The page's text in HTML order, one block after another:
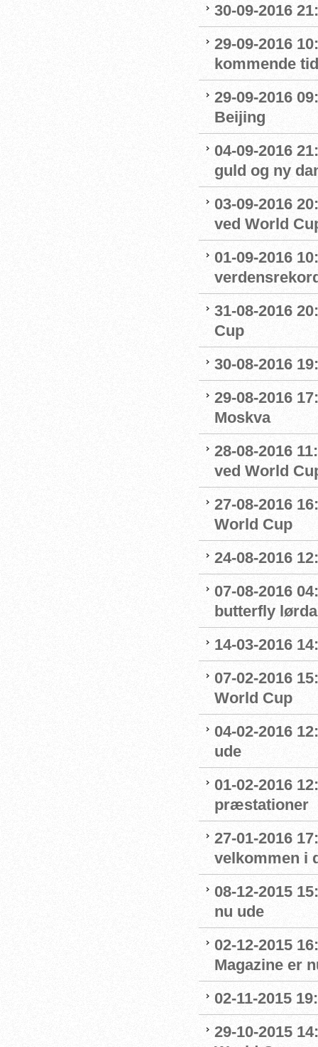
30-09-2016
29-09-2016
kommende tid
29-09-2016
Beijing
04-09-2016
guld og ny
03-09-2016
ved World
01-09-2016
31-08-2016
Cup
30-08-2016
29-08-2016
Moskva
28-08-2016
ved World
27-08-2016
World Cup
24-08-2016
07-08-2016
butterfly
14-03-2016
07-02-2016
World Cup
04-02-2016
ude
01-02-2016
præstationer
27-01-2016
velkommen i
08-12-2015
nu ude
02-12-2015
Magazine er
02-11-2015
29-10-2015